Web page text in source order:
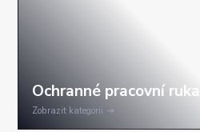
Zobrazit kategorii